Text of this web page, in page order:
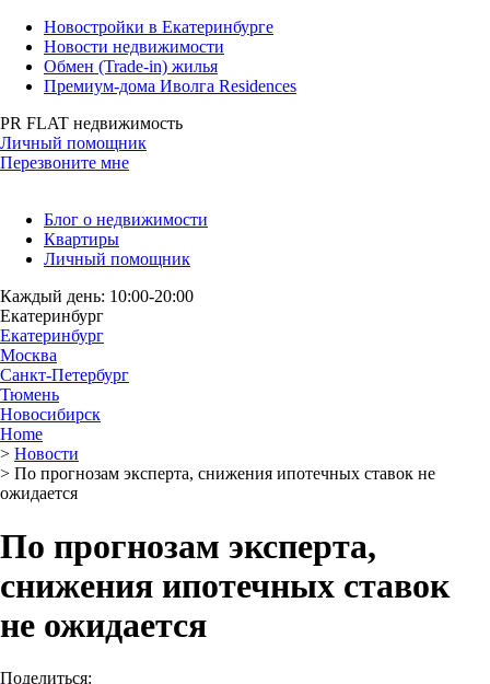
Новостройки в Екатеринбурге
Новости недвижимости
Обмен (Trade-in) жилья
Премиум-дома Иволга Residences
PR FLAT недвижимость
Личный помощник
Перезвоните мне
Блог о недвижимости
Квартиры
Личный помощник
Каждый день: 10:00-20:00
Екатеринбург
Екатеринбург
Москва
Санкт-Петербург
Тюмень
Новосибирск
Home
> Новости
> По прогнозам эксперта, снижения ипотечных ставок не
ожидается
По прогнозам эксперта,
снижения ипотечных ставок
не ожидается
Поделиться: